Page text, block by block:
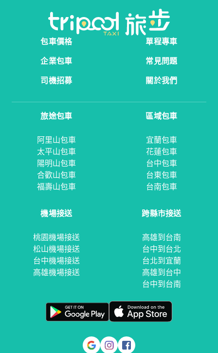
包車價格
單程專車
企業包車
常見問題
司機招募
關於我們
旅途包車
阿里山包車
太平山包車
陽明山包車
合歡山包車
福壽山包車
區域包車
宜蘭包車
花蓮包車
台中包車
台東包車
台南包車
機場接送
桃園機場接送
松山機場接送
台中機場接送
高雄機場接送
跨縣市接送
高雄到台南
台中到台北
台北到宜蘭
高雄到台中
台中到台南